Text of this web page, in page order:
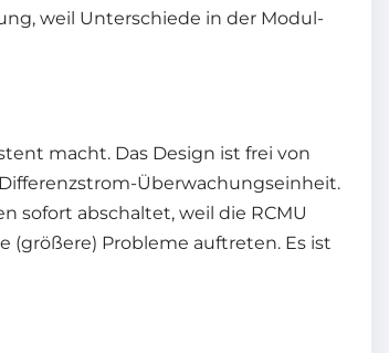
weil Unterschiede in der Modul-
macht. Das Design ist frei von
Überwachungseinheit.
sofort abschaltet, weil die RCMU
Probleme auftreten. Es ist